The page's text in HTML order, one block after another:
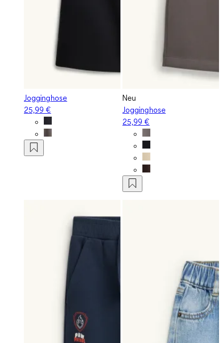
Jogginghose
25,99 €
Neu
Jogginghose
25,99 €